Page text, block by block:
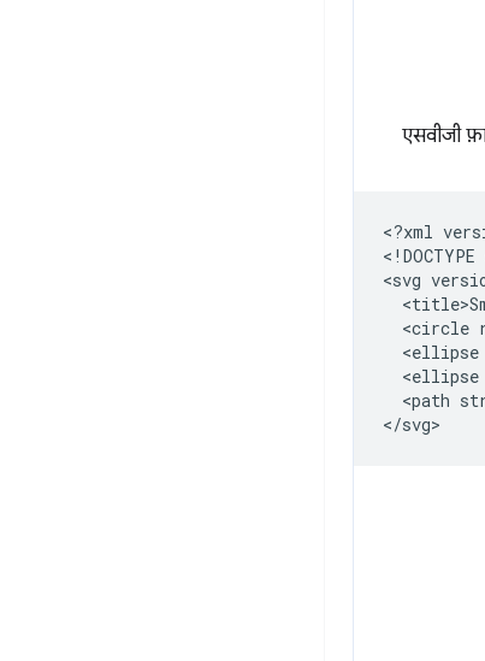
एसवीजी
<?xml
<!DOCTYPE
<svg
<circle
<ellipse
<ellipse
<path